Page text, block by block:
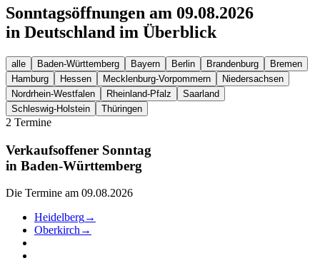
Sonntagsöffnungen am 09.08.2026
in Deutschland im Überblick
alle Baden-Württemberg Bayern Berlin Brandenburg
Bremen
Hamburg
Hessen Mecklenburg-Vorpommern
Niedersachsen
Nordrhein-Westfalen
Rheinland-Pfalz
Saarland
Schleswig-Holstein
Thüringen
2 Termine
Verkaufsoffener Sonntag
in Baden-Württemberg
Die Termine am 09.08.2026
Heidelberg→
Oberkirch →